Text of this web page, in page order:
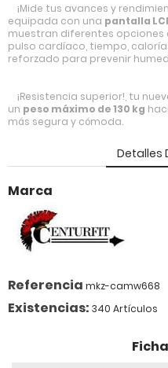
¡Mide tus avances y
equipada con una pantalla
muestran diferentes opciones
pulso cardíaco, tiempo,
reforzado para prevenir
¡Resistencia superior!, tu
un peso máximo de 130 kg
más segura y cómoda.
Detalles
Marca
Referencia mkz-camw668
Existencias: 340 Artículos